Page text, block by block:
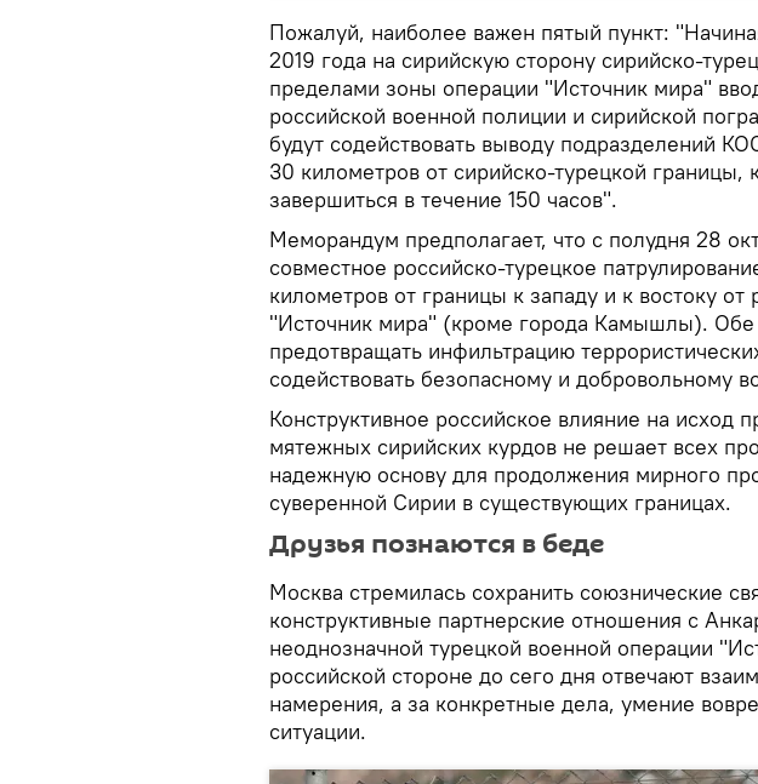
Пожалуй, наиболее важен пятый пункт:
2019 года на сирийскую сторону сирийско-
пределами зоны операции "Источник мира"
российской военной полиции и сирийской
будут содействовать выводу подразделений
30 километров от сирийско-турецкой границы,
завершиться в течение 150 часов".
Меморандум предполагает, что с полудня 28
совместное российско-турецкое
километров от границы к западу и к востоку от
"Источник мира" (кроме города Камышлы).
предотвращать инфильтрацию
содействовать безопасному и добровольному
Конструктивное российское влияние на исход
мятежных сирийских курдов не решает всех
надежную основу для продолжения мирного
суверенной Сирии в существующих границах.
Друзья познаются в беде
Москва стремилась сохранить союзнические
конструктивные партнерские отношения с
неоднозначной турецкой военной операции
российской стороне до сего дня отвечают
намерения, а за конкретные дела, умение
ситуации.